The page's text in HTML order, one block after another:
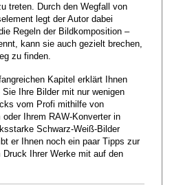
treten. Durch den Wegfall von
legt der Autor dabei
Regeln der Bildkomposition –
kann sie auch gezielt brechen,
zu finden.
Kapitel erklärt Ihnen
Ihre Bilder mit nur wenigen
vom Profi mithilfe von
oder Ihrem RAW-Konverter in
Schwarz-Weiß-Bilder
er Ihnen noch ein paar Tipps zur
Druck Ihrer Werke mit auf den